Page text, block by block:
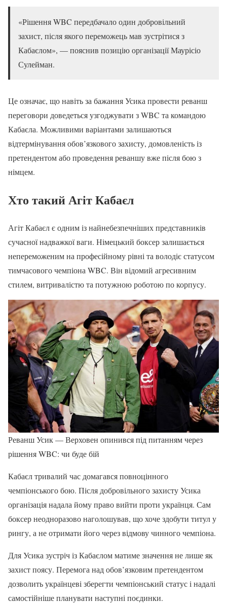
«Рішення WBC передбачало один добровільний
захист, після якого переможець мав зустрітися з
Кабаєлом», — пояснив позицію організації Маурісіо
Сулейман.
Це означає, що навіть за бажання Усика провести реванш
переговори доведеться узгоджувати з WBC та командою
Кабаєла. Можливими варіантами залишаються
відтермінування обов’язкового захисту, домовленість із
претендентом або проведення реваншу вже після бою з
німцем.
Хто такий Агіт Кабаєл
Агіт Кабаєл є одним із найнебезпечніших представників
сучасної надважкої ваги. Німецький боксер залишається
непереможеним на професійному рівні та володіє статусом
тимчасового чемпіона WBC. Він відомий агресивним
стилем, витривалістю та потужною роботою по корпусу.
Реванш Усик — Верховен опинився під питанням через
рішення WBC: чи буде бій
Кабаєл тривалий час домагався повноцінного
чемпіонського бою. Після добровільного захисту Усика
організація надала йому право вийти проти українця. Сам
боксер неодноразово наголошував, що хоче здобути титул у
рингу, а не отримати його через відмову чинного чемпіона.
Для Усика зустріч із Кабаєлом матиме значення не лише як
захист поясу. Перемога над обов’язковим претендентом
дозволить українцеві зберегти чемпіонський статус і надалі
самостійніше планувати наступні поєдинки.